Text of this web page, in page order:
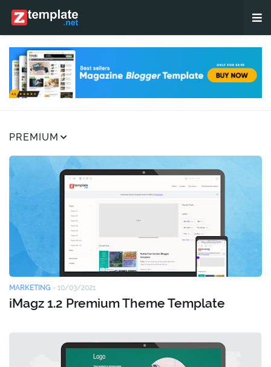
PREMIUM
MARKETING - 10/03/2021
iMagz 1.2 Premium Theme Template